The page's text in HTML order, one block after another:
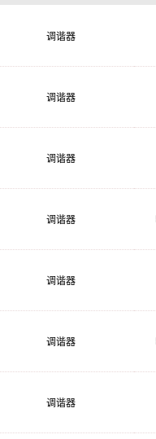
调谐器
调谐器
调谐器
调谐器
调谐器
调谐器
调谐器